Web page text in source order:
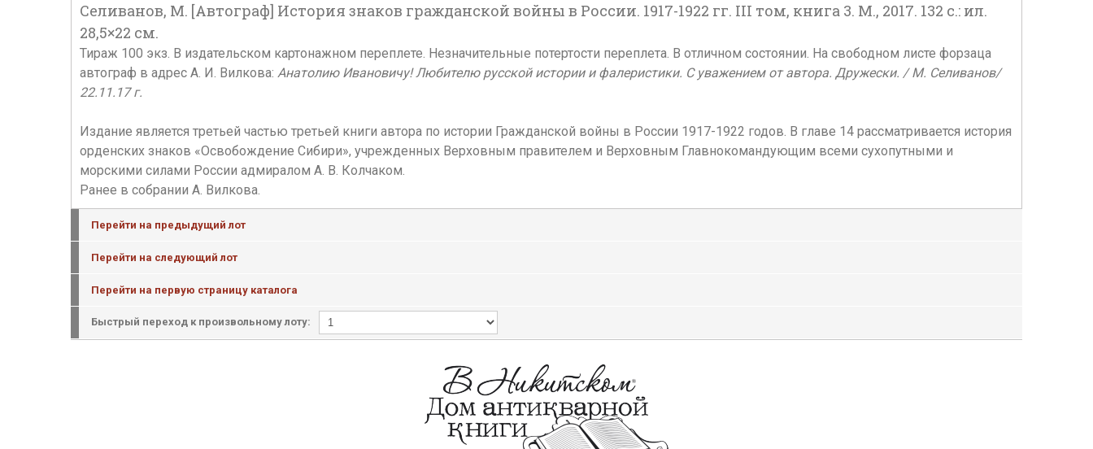
Селиванов, М. [Автограф] История знаков гражданской войны в России. 1917-1922 гг. III том, книга 3. М., 2017. 132 с.: ил.
28,5×22 см.
Тираж 100 экз. В издательском картонажном переплете. Незначительные потертости переплета. В отличном состоянии. На свободном листе форзаца
автограф в адрес А. И. Вилкова: Анатолию Ивановичу! Любителю русской истории и фалеристики. С уважением от автора. Дружески. / М. Селиванов/
22.11.17 г.
Издание является третьей частью третьей книги автора по истории Гражданской войны в России 1917-1922 годов. В главе 14 рассматривается история
орденских знаков «Освобождение Сибири», учрежденных Верховным правителем и Верховным Главнокомандующим всеми сухопутными и
морскими силами России адмиралом А. В. Колчаком.
Ранее в собрании А. Вилкова.
Перейти на предыдущий лот
Перейти на следующий лот
Перейти на первую страницу каталога
Быстрый переход к произвольному лоту: